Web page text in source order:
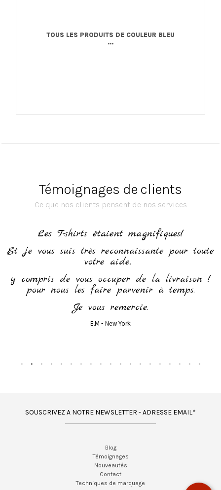
TOUS LES PRODUITS DE COULEUR BLEU
...
Témoignages de clients
Ce que nos clients pensent de nos services
Les T-shirts étaient magnifiques!
Et je vous suis très reconnaissante pour toute
votre aide,
y compris de vous occuper de la livraison !
pour nous les faire parvenir à temps.
Je vous remercie.
E.M - New York
SOUSCRIVEZ A NOTRE NEWSLETTER - ADRESSE EMAIL*
Blog
Témoignages
Nouveautés
Contact
Techniques de marquage